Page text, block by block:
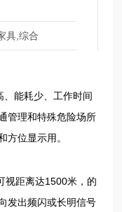
具,综合
、能耗少、工作时间
管理和特殊危险场所
方位显示用。
视距离达1500米，的
发出频闪或长明信号